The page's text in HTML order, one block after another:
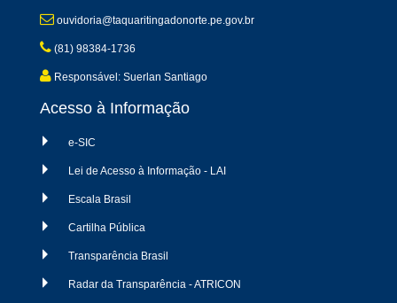
ouvidoria@taquaritingadonorte.pe.gov.br
(81) 98384-1736
Responsável: Suerlan Santiago
Acesso à Informação
e-SIC
Lei de Acesso à Informação - LAI
Escala Brasil
Cartilha Pública
Transparência Brasil
Radar da Transparência - ATRICON